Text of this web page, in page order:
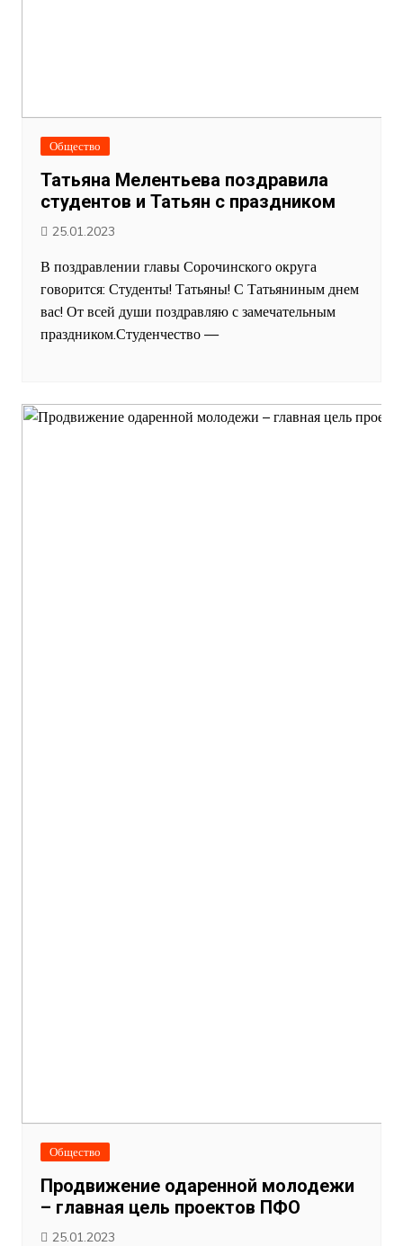
Общество
Татьяна Мелентьева поздравила
студентов и Татьян с праздником
25.01.2023
В поздравлении главы Сорочинского округа
говорится: Студенты! Татьяны! С Татьяниным днем
вас! От всей души поздравляю с замечательным
праздником.Студенчество —
Общество
Продвижение одаренной молодежи
– главная цель проектов ПФО
25.01.2023